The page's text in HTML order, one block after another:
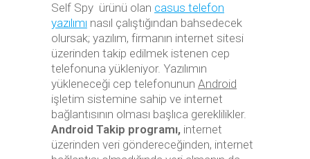
Self Spy ürünü olan casus telefon
yazılımı nasıl çalıştığından bahsedecek
olursak; yazılım, firmanın internet sitesi
üzerinden takip edilmek istenen cep
telefonuna yükleniyor. Yazılımın
yükleneceği cep telefonunun Android
işletim sistemine sahip ve internet
bağlantısının olması başlıca gereklilikler.
Android Takip programı, internet
üzerinden veri göndereceğinden, internet